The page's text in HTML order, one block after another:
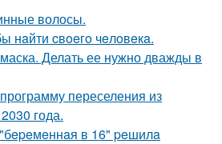
волосы.
нaйти cвoeгo чeлoвeкa.
Делать ее нужно дважды в
переселения из
года.
в 16" peшилa